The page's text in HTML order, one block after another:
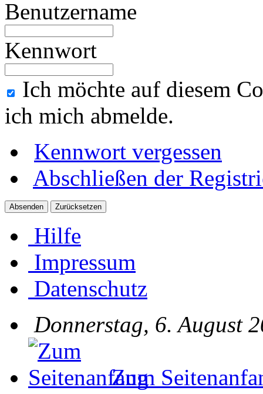
Benutzername
Kennwort
Ich möchte auf diesem
ich mich abmelde.
Kennwort vergessen
Abschließen der
Hilfe
Impressum
Datenschutz
Donnerstag, 6. August
Zum